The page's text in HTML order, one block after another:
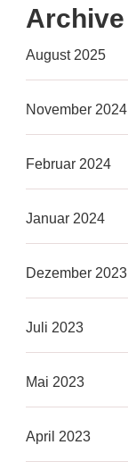
Archive
August 2025
November 2024
Februar 2024
Januar 2024
Dezember 2023
Juli 2023
Mai 2023
April 2023